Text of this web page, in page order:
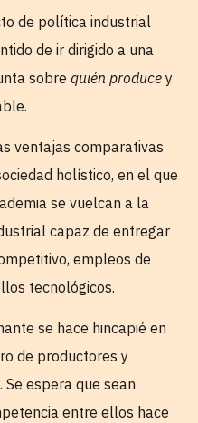
de política industrial
de ir dirigido a una
sobre quién produce y
ventajas comparativas
holístico, en el que
se vuelcan a la
capaz de entregar
empleos de
tecnológicos.
se hace hincapié en
de productores y
espera que sean
entre ellos hace